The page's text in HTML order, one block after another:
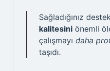
Sağladığınız
kalitesini önemli
çalışmayı daha
taşıdı.